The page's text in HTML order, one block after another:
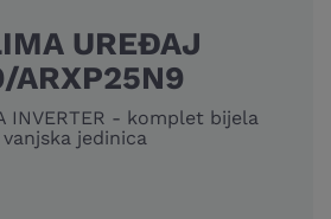
UREĐAJ
ARXP25N9
INVERTER - komplet bijela
jedinica